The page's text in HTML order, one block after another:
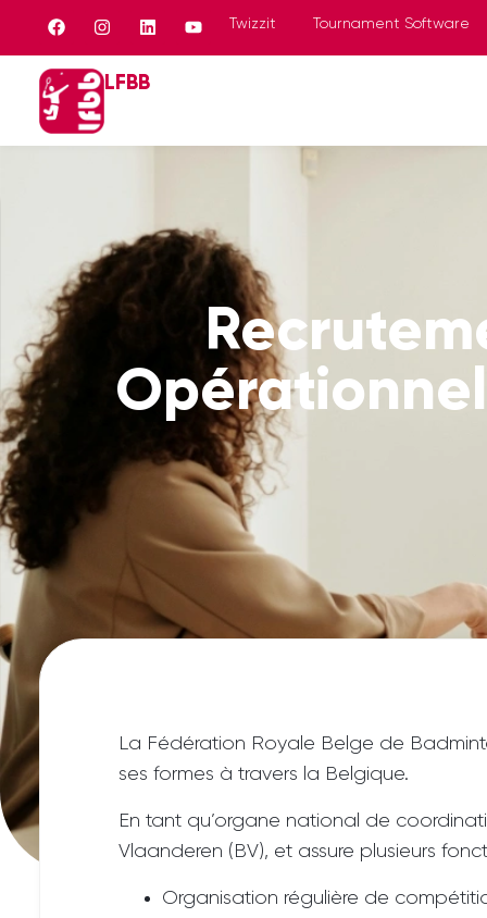
Panneau de gestion des cookies
Twizzit Tournament Software
LFBB
La Fédération Royale Belge de
ses formes à travers la Belgique.
En tant qu’organe national de
Vlaanderen (BV), et assure plusieurs
Organisation régulière de